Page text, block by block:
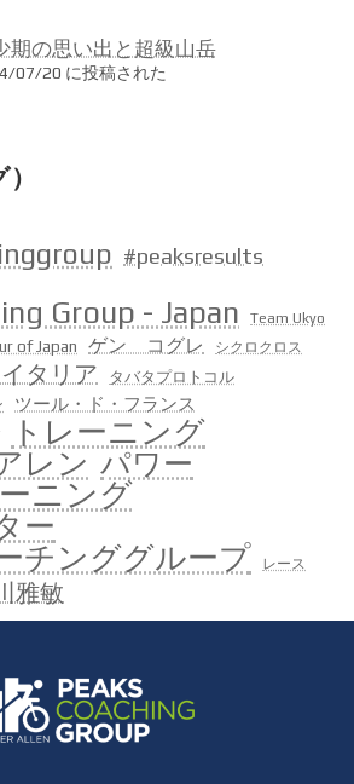
期の思い出と超級山岳
07/20 に投稿された
#peaksresults
Group - Japan Team Ukyo
of Japan ゲン コグレ シクロクロス
タリア
タバタプロトコル
ツール・ド・フランス
トレーニング
レン パワー
ニング
ー
チンググループ
レース
雅敏